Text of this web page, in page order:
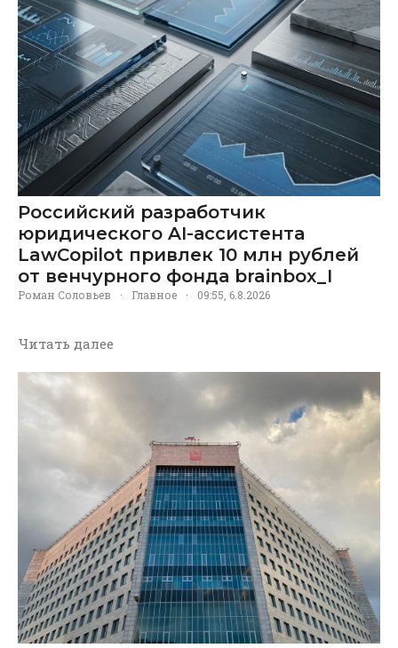
Российский разработчик
юридического AI-ассистента
LawCopilot привлек 10 млн рублей
от венчурного фонда brainbox_I
Роман Соловьев · Главное · 09:55, 6.8.2026
Читать далее